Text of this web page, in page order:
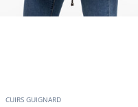
CUIRS GUIGNARD